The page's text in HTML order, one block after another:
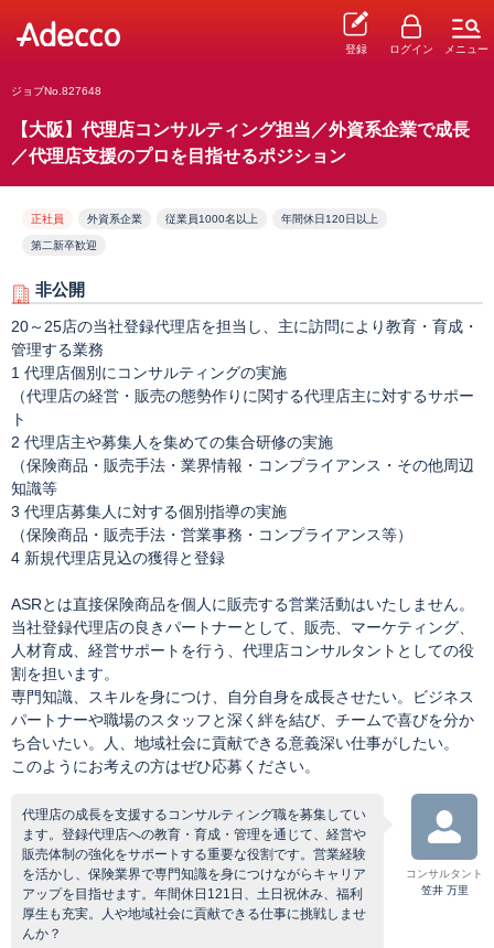
登録 ログイン メニュー
ジョブNo.827648
【大阪】代理店コンサルティング担当／外資系企業で成長
／代理店支援のプロを目指せるポジション
正社員 外資系企業 従業員1000名以上 年間休日120日以上
第二新卒歓迎
非公開
20～25店の当社登録代理店を担当し、主に訪問により教育・育成・
管理する業務
1 代理店個別にコンサルティングの実施
（代理店の経営・販売の態勢作りに関する代理店主に対するサポー
ト
2 代理店主や募集人を集めての集合研修の実施
（保険商品・販売手法・業界情報・コンプライアンス・その他周辺
知識等
3 代理店募集人に対する個別指導の実施
（保険商品・販売手法・営業事務・コンプライアンス等）
4 新規代理店見込の獲得と登録
ASRとは直接保険商品を個人に販売する営業活動はいたしません。
当社登録代理店の良きパートナーとして、販売、マーケティング、
人材育成、経営サポートを行う、代理店コンサルタントとしての役
割を担います。
専門知識、スキルを身につけ、自分自身を成長させたい。ビジネス
パートナーや職場のスタッフと深く絆を結び、チームで喜びを分か
ち合いたい。人、地域社会に貢献できる意義深い仕事がしたい。
このようにお考えの方はぜひ応募ください。
代理店の成長を支援するコンサルティング職を募集してい
ます。登録代理店への教育・育成・管理を通じて、経営や
販売体制の強化をサポートする重要な役割です。営業経験
を活かし、保険業界で専門知識を身につけながらキャリア
アップを目指せます。年間休日121日、土日祝休み、福利
厚生も充実。人や地域社会に貢献できる仕事に挑戦しませ
んか？
コンサルタント
笠井 万里